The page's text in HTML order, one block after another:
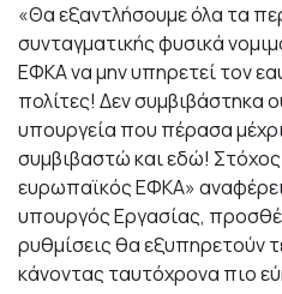
«Θα εξαντλήσουμε όλα τα
συνταγματικής φυσικά
ΕΦΚΑ να μην υπηρετεί τον
πολίτες! Δεν συμβιβάστηκα
υπουργεία που πέρασα
συμβιβαστώ και εδώ! Στόχος
ευρωπαϊκός ΕΦΚΑ»
υπουργός Εργασίας,
ρυθμίσεις θα εξυπηρετούν
κάνοντας ταυτόχρονα πιο